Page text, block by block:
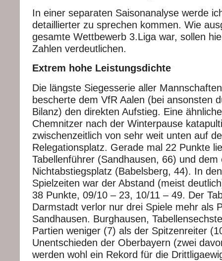
In einer separaten Saisonanalyse werde
detaillierter zu sprechen kommen. Wie
gesamte Wettbewerb 3.Liga war, sollen
Zahlen verdeutlichen.
Extrem hohe Leistungsdichte
Die längste Siegesserie aller
bescherte dem VfR Aalen (bei ansonsten
Bilanz) den direkten Aufstieg. Eine
Chemnitzer nach der Winterpause
zwischenzeitlich von sehr weit unten auf
Relegationsplatz. Gerade mal 22 Punkte
Tabellenführer (Sandhausen, 66) und dem
Nichtabstiegsplatz (Babelsberg, 44). In
Spielzeiten war der Abstand (meist
38 Punkte, 09/10 – 23, 10/11 – 49. Der
Darmstadt verlor nur drei Spiele mehr als
Sandhausen. Burghausen,
Partien weniger (7) als der Spitzenreiter
Unentschieden der Oberbayern (zwei
werden wohl ein Rekord für die